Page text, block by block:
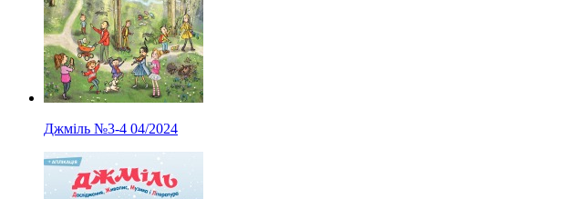
Джміль №3-4 04/2024